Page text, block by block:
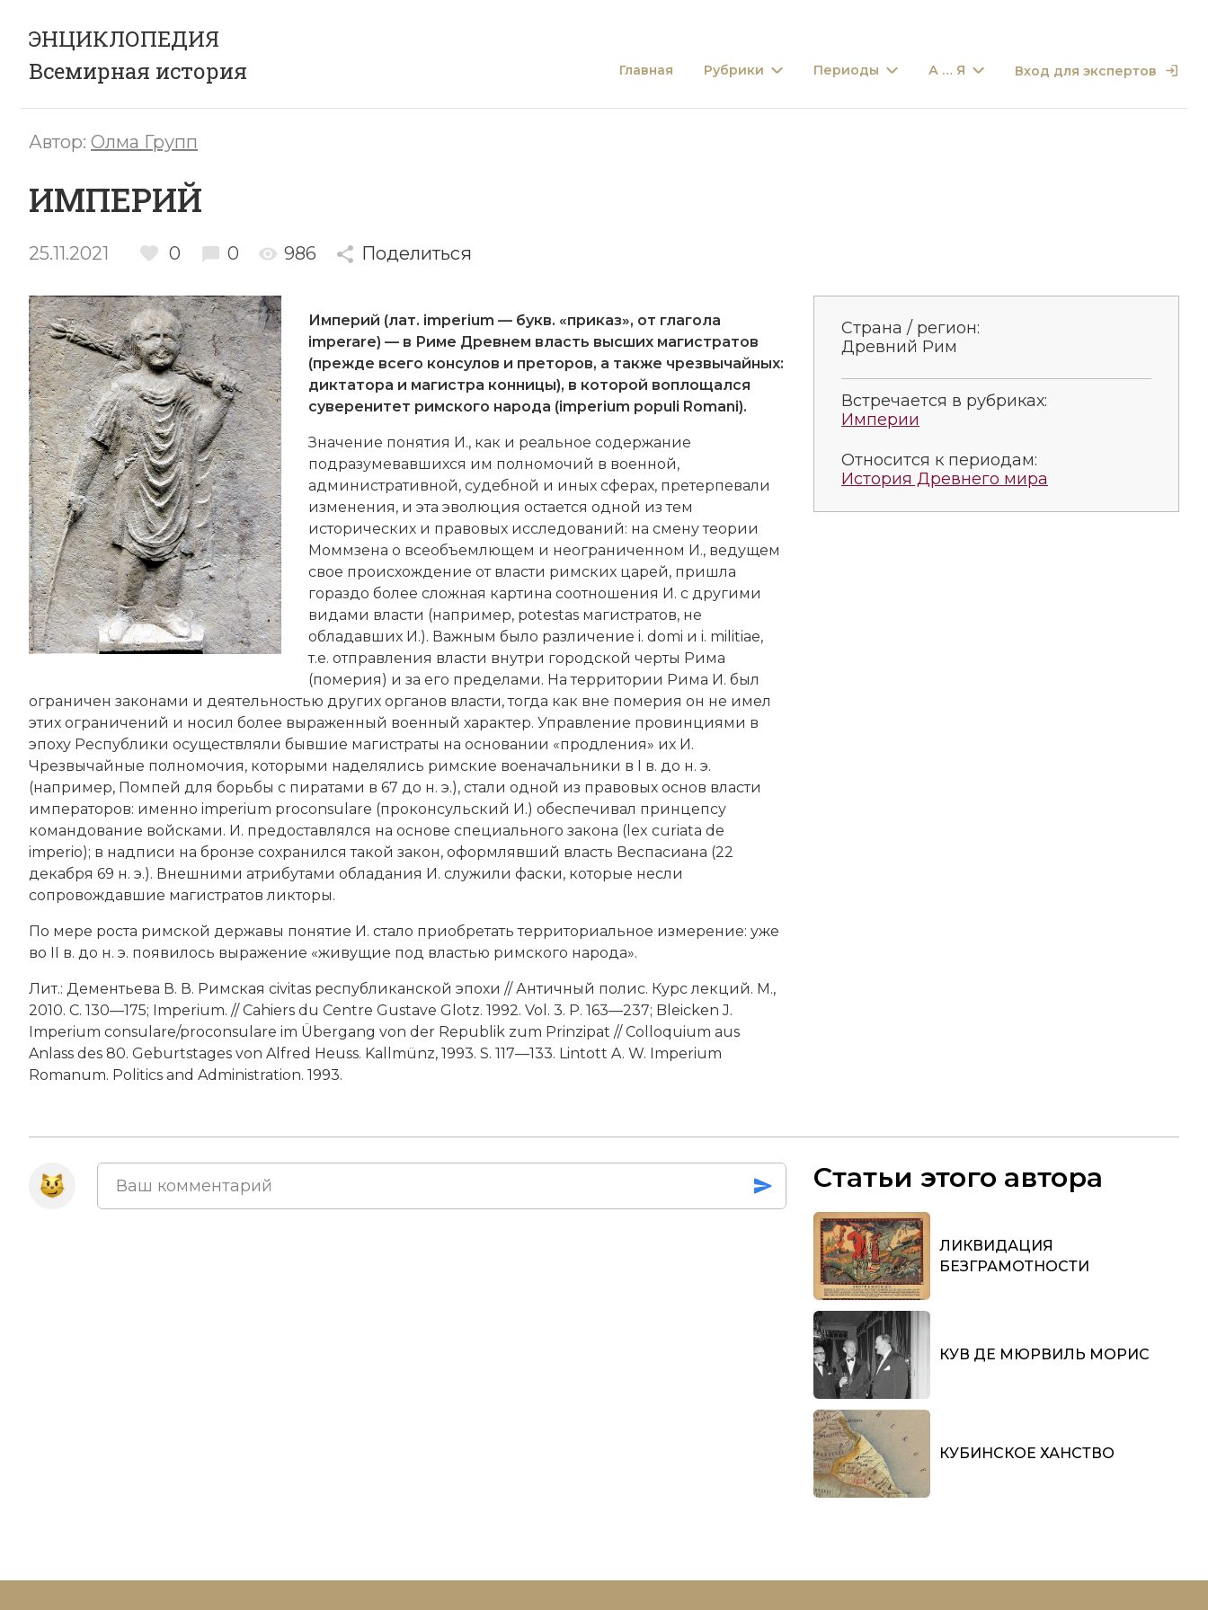
ЭНЦИКЛОПЕДИЯ
Всемирная история
Главная Рубрики Периоды А … Я Вход для экспертов
Автор: Олма Групп
ИМПЕРИЙ
25.11.2021 0 0 986 Поделиться
Империй (лат. imperium — букв. «приказ», от глагола
imperare) — в Риме Древнем власть высших магистратов
(прежде всего консулов и преторов, а также чрезвычайных:
диктатора и магистра конницы), в которой воплощался
суверенитет римского народа (imperium populi Romani).
Значение понятия И., как и реальное содержание
подразумевавшихся им полномочий в военной,
административной, судебной и иных сферах, претерпевали
изменения, и эта эволюция остается одной из тем
исторических и правовых исследований: на смену теории
Моммзена о всеобъемлющем и неограниченном И., ведущем
свое происхождение от власти римских царей, пришла
гораздо более сложная картина соотношения И. с другими
видами власти (например, potestas магистратов, не
обладавших И.). Важным было различение i. domi и i. militiae,
т.е. отправления власти внутри городской черты Рима
(померия) и за его пределами. На территории Рима И. был
ограничен законами и деятельностью других органов власти, тогда как вне померия он не имел
этих ограничений и носил более выраженный военный характер. Управление провинциями в
эпоху Республики осуществляли бывшие магистраты на основании «продления» их И.
Чрезвычайные полномочия, которыми наделялись римские военачальники в I в. до н. э.
(например, Помпей для борьбы с пиратами в 67 до н. э.), стали одной из правовых основ власти
императоров: именно imperium proconsulare (проконсульский И.) обеспечивал принцепсу
командование войсками. И. предоставлялся на основе специального закона (lex curiata de
imperio); в надписи на бронзе сохранился такой закон, оформлявший власть Веспасиана (22
декабря 69 н. э.). Внешними атрибутами обладания И. служили фаски, которые несли
сопровождавшие магистратов ликторы.
По мере роста римской державы понятие И. стало приобретать территориальное измерение: уже
во II в. до н. э. появилось выражение «живущие под властью римского народа».
Лит.: Дементьева В. В. Римская civitas республиканской эпохи // Античный полис. Курс лекций. М.,
2010. С. 130—175; Imperium. // Cahiers du Centre Gustave Glotz. 1992. Vol. 3. P. 163—237; Bleicken J.
Imperium consulare/proconsulare im Übergang von der Republik zum Prinzipat // Colloquium aus
Anlass des 80. Geburtstages von Alfred Heuss. Kallmünz, 1993. S. 117—133. Lintott A. W. Imperium
Romanum. Politics and Administration. 1993.
Страна / регион:
Древний Рим
Встречается в рубриках:
Империи
Относится к периодам:
История Древнего мира
Статьи этого автора
ЛИКВИДАЦИЯ
БЕЗГРАМОТНОСТИ
КУВ ДЕ МЮРВИЛЬ МОРИС
КУБИНСКОЕ ХАНСТВО